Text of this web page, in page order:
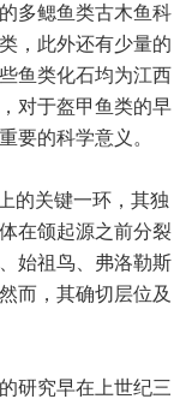
多鳃鱼类古木鱼科
，此外还有少量的
鱼类化石均为江西
对于盔甲鱼类的早
要的科学意义。
关键一环，其独
在颌起源之前分裂
始祖鸟、弗洛勒斯
而，其确切层位及
研究早在上世纪三